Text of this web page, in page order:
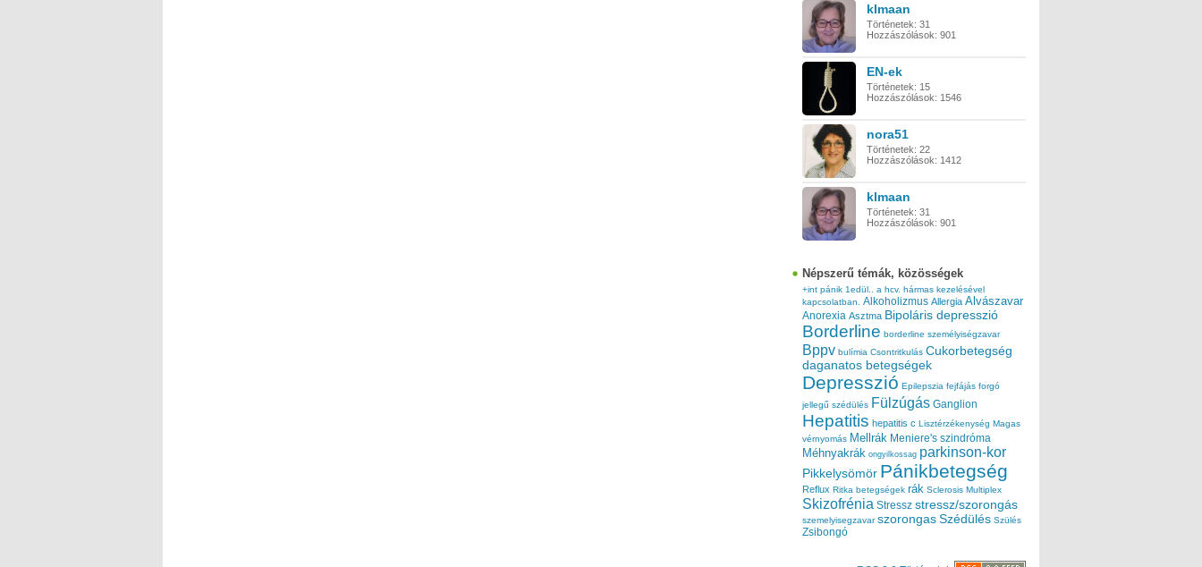
klmaan
Történetek: 31
Hozzászólások: 901
EN-ek
Történetek: 15
Hozzászólások: 1546
nora51
Történetek: 22
Hozzászólások: 1412
klmaan
Történetek: 31
Hozzászólások: 901
Népszerű témák, közösségek
+int pánik 1edül..
a hcv. hármas kezelésével
kapcsolatban.
Alkoholizmus Allergia Alvászavar
Anorexia Asztma Bipoláris depresszió
Borderline borderline személyiségzavar
Bppv bulímia Csontritkulás Cukorbetegség
daganatos betegségek
Depresszió Epilepszia fejfájás forgó
jellegű szédülés Fülzúgás Ganglion
Hepatitis hepatitis c Lisztérzékenység Magas
vérnyomás Mellrák Meniere's szindróma
Méhnyakrák ongyilkossag parkinson-kor
Pikkelysömör Pánikbetegség
Reflux Ritka betegségek rák Sclerosis Multiplex
Skizofrénia Stressz stressz/szorongás
szemelyisegzavar szorongas Szédülés Szülés
Zsibongó